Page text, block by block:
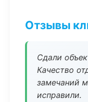
Отзывы
Сдали
Качество
замечаний
исправили.